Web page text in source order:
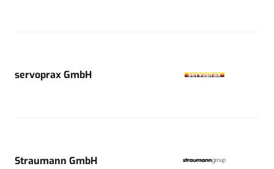
servoprax GmbH
Straumann GmbH